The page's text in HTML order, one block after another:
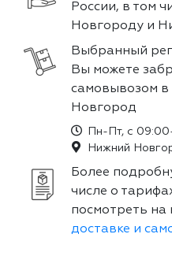
России, в том
Новгороду и
Выбранный
Вы можете
самовывозом
Новгород
Пн-Пт, с
Нижний
Более
числе о
посмотреть на
доставке и